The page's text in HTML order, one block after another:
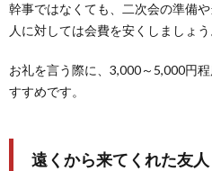
幹事ではなくても、二次会の準備
人に対しては会費を安くしましょう
お礼を言う際に、3,000～5,000円
すすめです。
遠くから来てくれた友人